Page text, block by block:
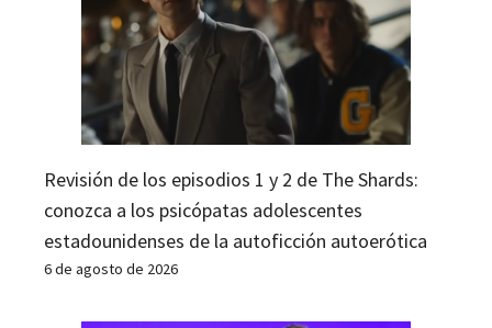
Revisión de los episodios 1 y 2 de The Shards:
conozca a los psicópatas adolescentes
estadounidenses de la autoficción autoerótica
6 de agosto de 2026